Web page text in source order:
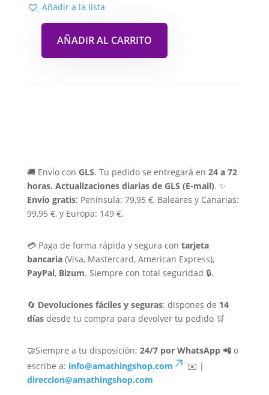
Añadir a la lista
AÑADIR AL CARRITO
🚚 Envío con GLS. Tu pedido se entregará en 24 a 72
horas. Actualizaciones diarias de GLS (E-mail). ✨
Envío gratis: Península: 79,95 €, Baleares y Canarias:
99,95 €, y Europa: 149 €.
💳 Paga de forma rápida y segura con tarjeta
bancaria(Visa, Mastercard, American Express),
PayPal, Bizum. Siempre con total seguridad 🔒.
🔄 Devoluciones fáciles y seguras: dispones de 14
díasdesde tu compra para devolver tu pedido 🛒
🤝Siempre a tu disposición; 24/7 por WhatsApp 📲o
escribe a: info@amathingshop.com
✉️ |
direccion@amathingshop.com